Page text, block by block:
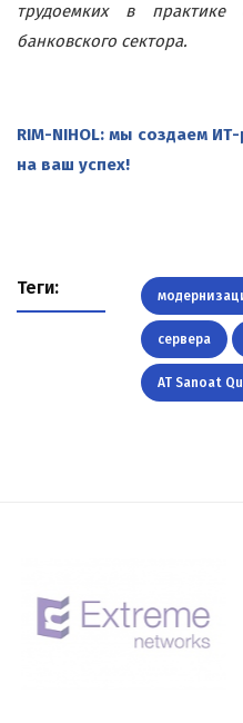
трудоемких в практике
банковского сектора.
RIM-NIHOL: мы создаем
на ваш успех!
Теги:
сервера
AT Sanoat